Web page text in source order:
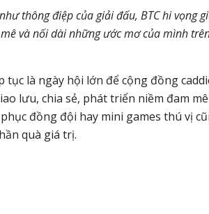
thông điệp của giải đấu, BTC hi vọng
và nối dài những ước mơ của mình
tục là ngày hội lớn để cộng đồng
lưu, chia sẻ, phát triển niềm đam
đồng đội hay mini games thú vị
quà giá trị.